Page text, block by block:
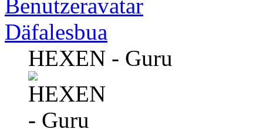
Däfalesbua
HEXEN - Guru